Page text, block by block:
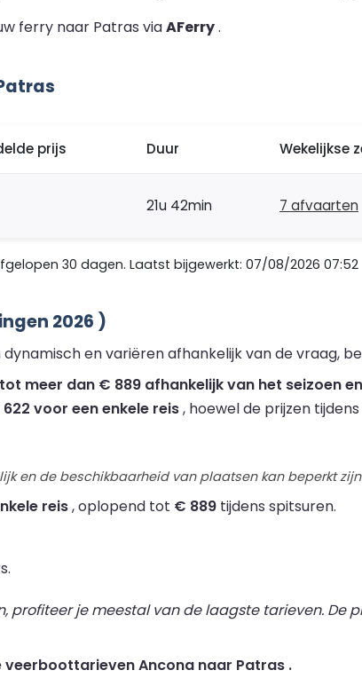
ferry naar Patras viaAFerry.
prijs Duur Wekelijkse
21u 42min 7 afvaarten
30 dagen. Laatst bijgewerkt: 07/08/2026 07:52
2026 )
en variëren afhankelijk van de vraag,
meer dan € 889 afhankelijk van het seizoen
voor een enkele reis, hoewel de prijzen
en de beschikbaarheid van plaatsen kan beperkt
reis, oplopend tot € 889 tijdens spitsuren.
profiteer je meestal van de laagste tarieven. De
Ancona naar Patras .